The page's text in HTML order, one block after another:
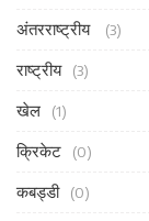
अंतरराष्ट्रीय (3)
राष्ट्रीय (3)
खेल (1)
क्रिकेट (0)
कबड्डी (0)